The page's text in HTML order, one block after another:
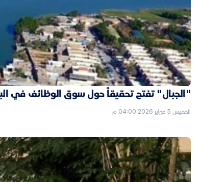
"الجبال" تفتح تحقيقاً حول سوق الوظائف في البصرة: 4 "شدّات" ثمن التعيين
الخميس 5 فبراير 2026 04:00 م